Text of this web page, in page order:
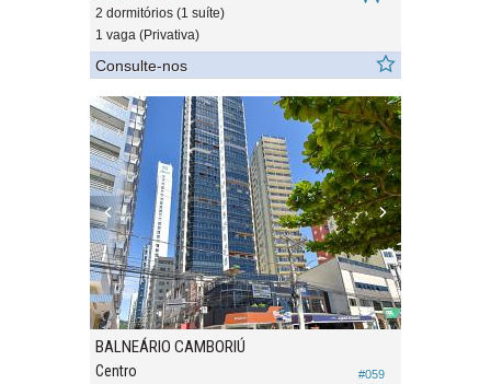
2 dormitórios (1 suíte)
1 vaga (Privativa)
Consulte-nos
#059
BALNEÁRIO CAMBORIÚ
Centro